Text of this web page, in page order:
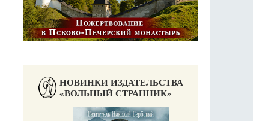
НОВИНКИ ИЗДАТЕЛЬСТВА
«ВОЛЬНЫЙ СТРАННИК»